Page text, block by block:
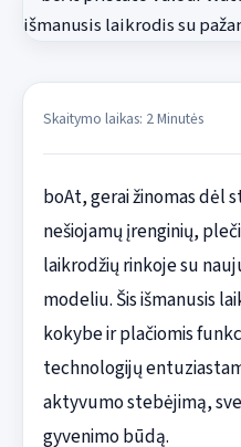
Skaitymo laikas: 2 Minutės
boAt, gerai žinomas dėl
nešiojamų įrenginių,
laikrodžių rinkoje su
modeliu. Šis išmanusis
kokybe ir plačiomis
technologijų
aktyvumo stebėjimą,
gyvenimo būdą.